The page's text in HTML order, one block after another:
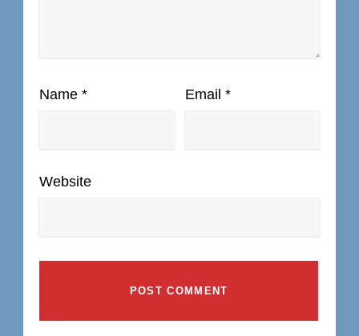
Name * Email *
Website